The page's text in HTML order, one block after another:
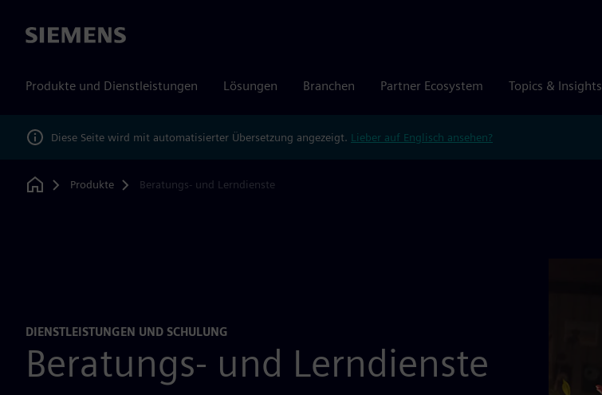
Siemens
Produkte und Dienstleistungen Lösungen Branchen Partner Ecosystem Topics & Insights
Diese Seite wird mit automatisierter Übersetzung angezeigt. Lieber auf Englisch ansehen?
Home
Produkte Beratungs- und Lerndienste
DIENSTLEISTUNGEN UND SCHULUNG
Beratungs- und Lerndienste